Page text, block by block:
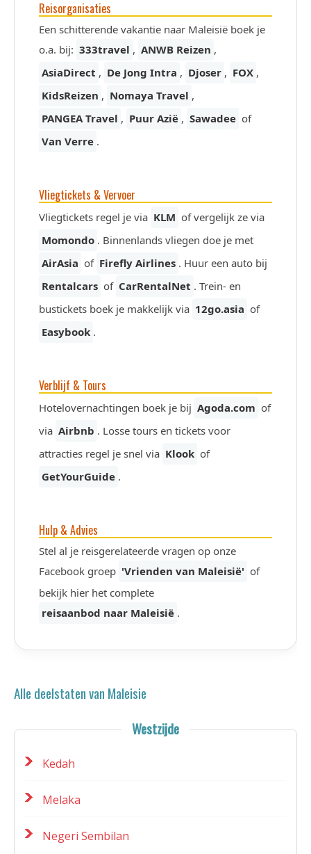
Reisorganisaties
Een schitterende vakantie naar Maleisië boek je
o.a. bij: 333travel , ANWB Reizen ,
AsiaDirect , De Jong Intra , Djoser , FOX ,
KidsReizen , Nomaya Travel ,
PANGEA Travel , Puur Azië , Sawadee of
Van Verre .
Vliegtickets & Vervoer
Vliegtickets regel je via KLM of vergelijk ze via
Momondo . Binnenlands vliegen doe je met
AirAsia of Firefly Airlines . Huur een auto bij
Rentalcars of CarRentalNet . Trein- en
bustickets boek je makkelijk via 12go.asia of
Easybook .
Verblijf & Tours
Hotelovernachtingen boek je bij Agoda.com of
via Airbnb . Losse tours en tickets voor
attracties regel je snel via Klook of
GetYourGuide .
Hulp & Advies
Stel al je reisgerelateerde vragen op onze
Facebook groep 'Vrienden van Maleisië' of
bekijk hier het complete
reisaanbod naar Maleisië .
Alle deelstaten van Maleisie
Westzijde
Kedah
Melaka
Negeri Sembilan